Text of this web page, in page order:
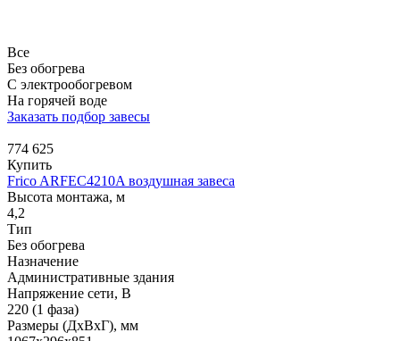
Все
Без обогрева
С электрообогревом
На горячей воде
Заказать подбор завесы
774 625
Купить
Frico ARFEC4210A воздушная завеса
Высота монтажа, м
4,2
Тип
Без обогрева
Назначение
Административные здания
Напряжение сети, В
220 (1 фаза)
Размеры (ДхВхГ), мм